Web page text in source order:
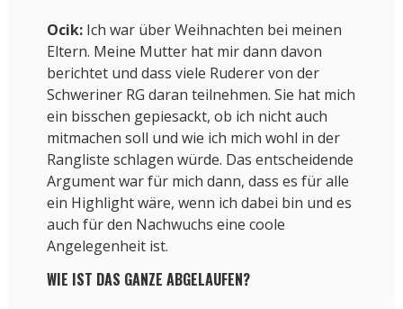
Ocik:Ich war über Weihnachten bei meinen
Eltern. Meine Mutter hat mir dann davon
berichtet und dass viele Ruderer von der
Schweriner RG daran teilnehmen. Sie hat mich
ein bisschen gepiesackt, ob ich nicht auch
mitmachen soll und wie ich mich wohl in der
Rangliste schlagen würde. Das entscheidende
Argument war für mich dann, dass es für alle
ein Highlight wäre, wenn ich dabei bin und es
auch für den Nachwuchs eine coole
Angelegenheit ist.
WIE IST DAS GANZE ABGELAUFEN?